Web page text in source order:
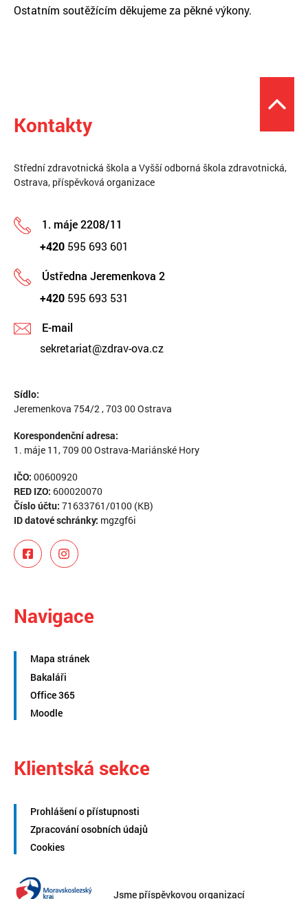
Ostatním soutěžícím děkujeme za pěkné výkony.
Kontakty
Střední zdravotnická škola a Vyšší odborná škola zdravotnická,
Ostrava, příspěvková organizace
1. máje 2208/11
+420 595 693 601
Ústředna Jeremenkova 2
+420 595 693 531
E-mail
sekretariat@zdrav-ova.cz
Sídlo:
Jeremenkova 754/2 , 703 00 Ostrava
Korespondenční adresa:
1. máje 11, 709 00 Ostrava-Mariánské Hory
IČO: 00600920
RED IZO: 600020070
Číslo účtu: 71633761/0100 (KB)
ID datové schránky: mgzgf6i
Navigace
Mapa stránek
Bakaláři
Office 365
Moodle
Klientská sekce
Prohlášení o přístupnosti
Zpracování osobních údajů
Cookies
Jsme příspěvkovou organizací